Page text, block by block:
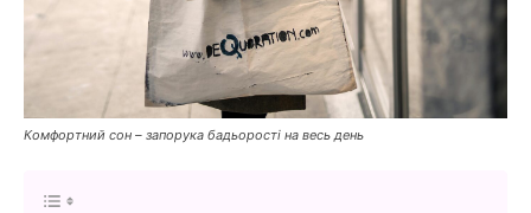
Комфортний сон – запорука бадьорості на весь день